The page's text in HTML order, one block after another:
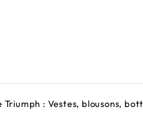
: Vestes, blousons,